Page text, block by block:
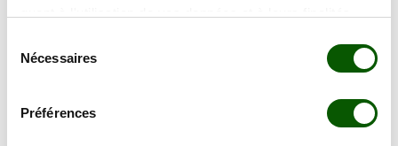
tout moment en consultant la Déclaration relative aux
cookies ou en cliquant sur l'icône de confidentialité.
Si vous le permettez, nous aimerions également :
Nécessaires
Préférences